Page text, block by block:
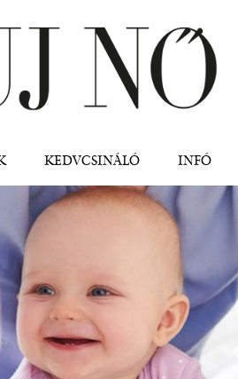
KEDVCSINÁLÓ INFÓ